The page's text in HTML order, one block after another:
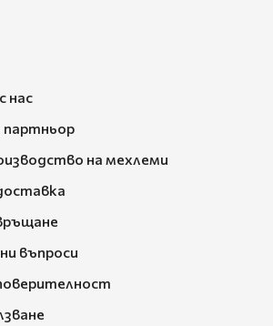
нас
на мехлеми
въпроси